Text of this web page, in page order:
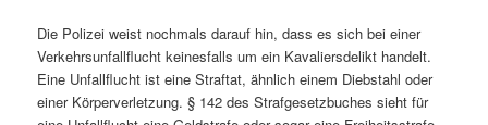
Die Polizei weist nochmals darauf hin, dass es sich bei einer
Verkehrsunfallflucht keinesfalls um ein Kavaliersdelikt handelt.
Eine Unfallflucht ist eine Straftat, ähnlich einem Diebstahl oder
einer Körperverletzung. § 142 des Strafgesetzbuches sieht für